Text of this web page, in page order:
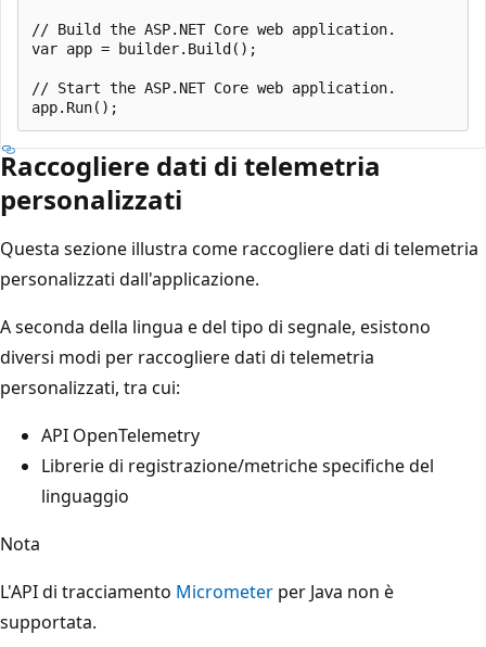
// Build the ASP.NET Core web application.
var app = builder.Build();
// Start the ASP.NET Core web application.
Raccogliere dati di telemetria
personalizzati
Questa sezione illustra come raccogliere dati di telemetria
personalizzati dall'applicazione.
A seconda della lingua e del tipo di segnale, esistono
diversi modi per raccogliere dati di telemetria
personalizzati, tra cui:
API OpenTelemetry
Librerie di registrazione/metriche specifiche del
linguaggio
Nota
L'API di tracciamento Micrometer per Java non è
supportata.